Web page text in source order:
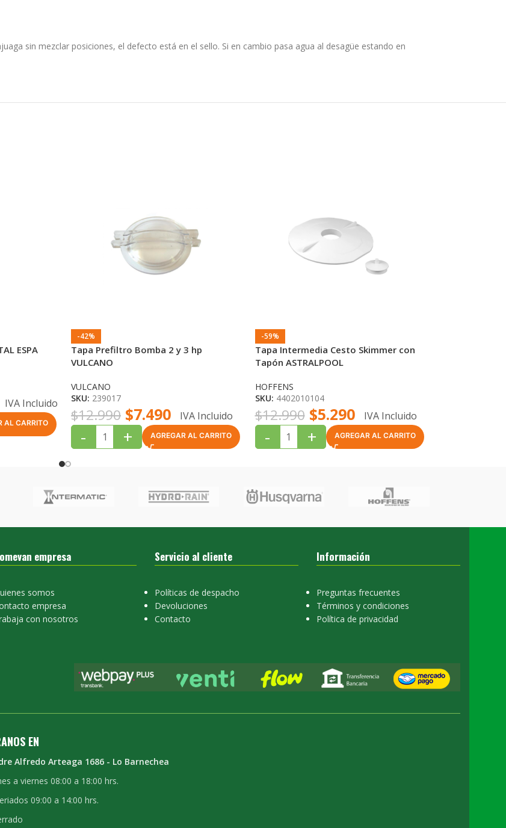
sin mezclar posiciones, el defecto está en el sello. Si en cambio pasa agua al desagüe estando en
ESPA
IVA Incluido
AL CARRITO
-42%
Tapa Prefiltro Bomba 2 y 3 hp
VULCANO
VULCANO
SKU: 239017
$12.990 $7.490 IVA Incluido
- + AGREGAR AL CARRITO
-59%
Tapa Intermedia Cesto Skimmer con
Tapón ASTRALPOOL
HOFFENS
SKU: 4402010104
$12.990 $5.290 IVA Incluido
- + AGREGAR AL CARRITO
empresa
somos
empresa
con nosotros
Servicio al cliente
Políticas de despacho
Devoluciones
Contacto
Información
Preguntas frecuentes
Términos y condiciones
Política de privacidad
EN
Alfredo Arteaga 1686 - Lo Barnechea
a viernes 08:00 a 18:00 hrs.
09:00 a 14:00 hrs.